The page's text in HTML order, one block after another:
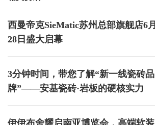
西曼帝克SieMatic苏州总部旗舰店6月
28日盛大启幕
3分钟时间，带您了解“新一线瓷砖品
牌”——安基瓷砖·岩板的硬核实力